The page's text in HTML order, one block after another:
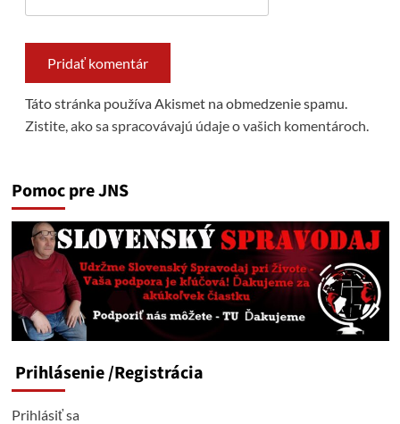
Táto stránka používa Akismet na obmedzenie spamu.
Zistite, ako sa spracovávajú údaje o vašich komentároch.
Pomoc pre JNS
Prihlásenie/Registrácia
Prihlásiť sa